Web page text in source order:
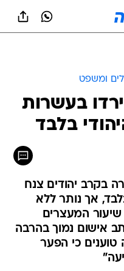
ומשפט
בעשרות
בלבד
בקרב יהודים צנח
בלבד, אך נותר ללא
שיעור המעצרים
אישום נמוך בהרבה
כי הפער